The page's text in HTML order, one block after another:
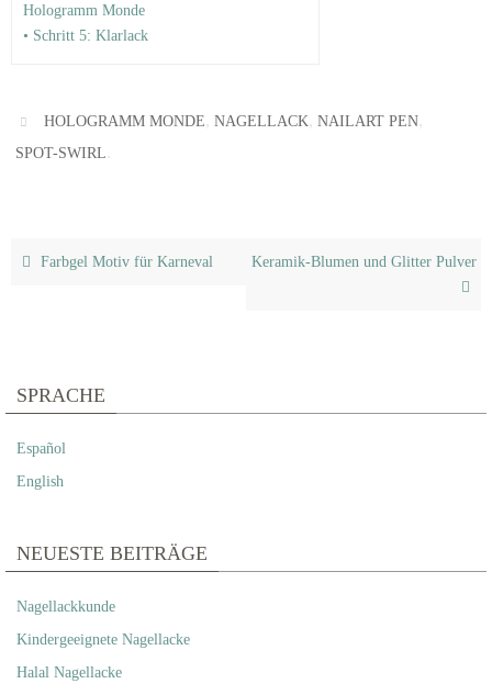
Hologramm Monde
• Schritt 5: Klarlack
HOLOGRAMM MONDE,NAGELLACK,NAILART PEN,
SPOT-SWIRL
Farbgel Motiv für Karneval Keramik-Blumen und Glitter Pulver
SPRACHE
Español
English
NEUESTE BEITRÄGE
Nagellackkunde
Kindergeeignete Nagellacke
Halal Nagellacke